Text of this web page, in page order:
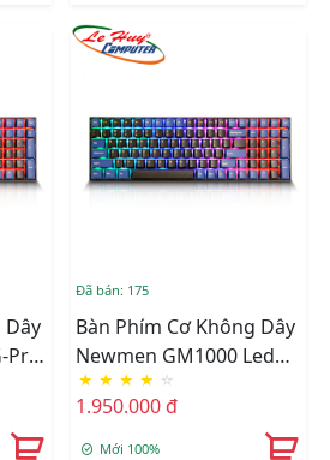
Dây
Pro
Đã bán: 175
Bàn Phím Cơ Không Dây
Newmen GM1000 Led
RGB Dual Mode
(Red/White Switch)
★ ★ ★ ★ ☆
1.950.000 đ
Mới 100%